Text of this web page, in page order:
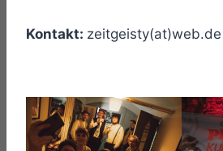
Kontakt: zeitgeisty(at)web.de